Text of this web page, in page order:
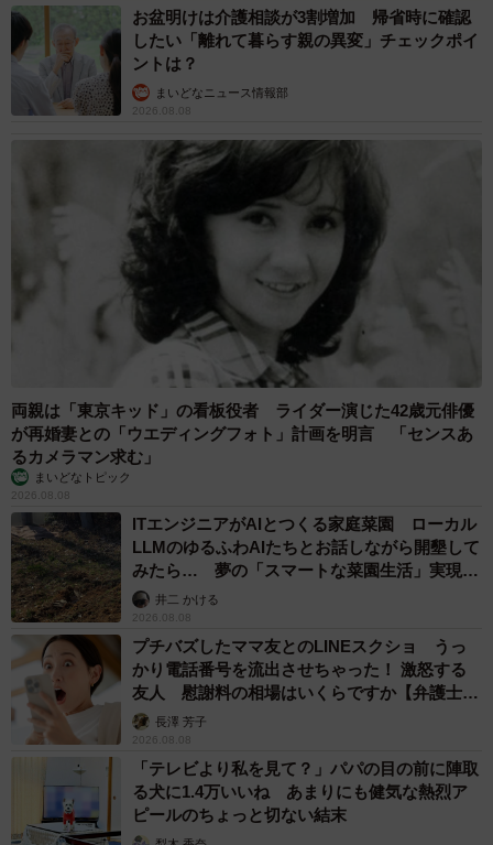
お盆明けは介護相談が3割増加 帰省時に確認
したい「離れて暮らす親の異変」チェックポイ
ントは？
まいどなニュース情報部
2026.08.08
両親は「東京キッド」の看板役者 ライダー演じた42歳元俳優
が再婚妻との「ウエディングフォト」計画を明言 「センスあ
るカメラマン求む」
まいどなトピック
2026.08.08
ITエンジニアがAIとつくる家庭菜園 ローカル
LLMのゆるふわAIたちとお話しながら開墾して
みたら… 夢の「スマートな菜園生活」実現な
るか井二 かける
2026.08.08
プチバズしたママ友とのLINEスクショ うっ
かり電話番号を流出させちゃった！ 激怒する
友人 慰謝料の相場はいくらですか【弁護士が
解説】長澤 芳子
2026.08.08
「テレビより私を見て？」パパの目の前に陣取
る犬に1.4万いいね あまりにも健気な熱烈ア
ピールのちょっと切ない結末